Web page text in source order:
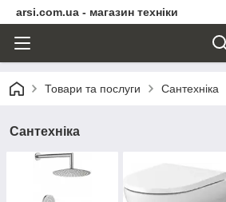
arsi.com.ua - магазин техніки
Товари та послуги Сантехніка
Сантехніка